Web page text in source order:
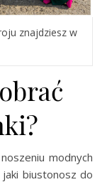
znajdziesz w
modnych
biustonosz do